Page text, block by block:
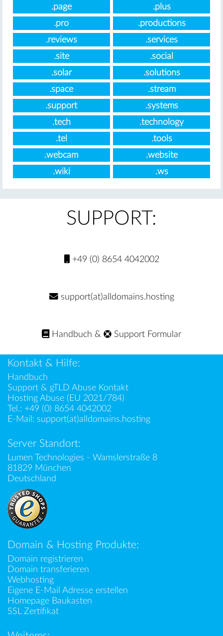
.page
.plus
.pro
.productions
.reviews
.services
.site
.social
.solar
.solutions
.space
.stream
.support
.systems
.tech
.technology
.tel
.tools
.webcam
.website
.wiki
.ws
SUPPORT:
+49 (0) 8654 4042002
support(at)alldomains.hosting
Handbuch & Support Formular
Kontakt & Hilfe:
Handbuch
Support & gTLD Abuse Kontakt
Hosting Abuse (EU 2021/784)
Tel.: +49 (0) 8654 4042002
E-Mail: support(at)alldomains.hosting
Server Standort:
Lumen Technologies - Wamslerstraße 8
81829 München
Deutschland
Domain & Hosting Produkte:
Domain registrieren
Domain transferieren
Webhosting
Eigene E-Mail Adresse erstellen
Homepage Baukasten
SSL Zertifikat